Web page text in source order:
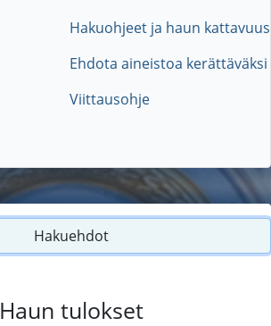
Hakuohjeet ja haun kattavuus
Ehdota aineistoa kerättäväksi
Viittausohje
Hakuehdot
Haun tulokset